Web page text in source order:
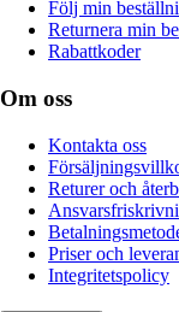
Följ min
Returnera min
Rabattkoder
Om oss
Kontakta oss
Returer och
Priser och
Integritetspolicy